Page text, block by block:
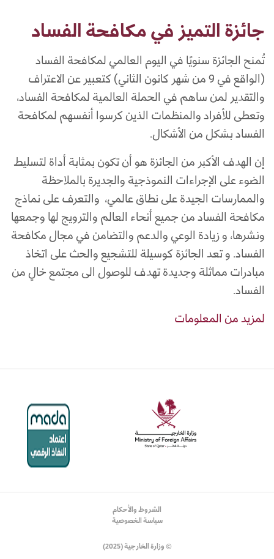
جائزة التميز في مكافحة الفساد
تُمنح الجائزة سنويًا في اليوم العالمي لمكافحة الفساد
(الواقع في 9 من شهر كانون الثاني) كتعبير عن الاعتراف
والتقدير لمن ساهم في الحملة العالمية لمكافحة الفساد،
وتعطى للأفراد والمنظمات الذين كرسوا أنفسهم لمكافحة
الفساد بشكل من الأشكال.
إن الهدف الأكبر من الجائزة هو أن تكون بمثابة أداة لتسليط
الضوء على الإجراءات النموذجية والجديرة بالملاحظة
والممارسات الجيدة على نطاق عالمي، والتعرف على نماذج
مكافحة الفساد من جميع أنحاء العالم والترويج لها وجمعها
ونشرها، و زيادة الوعي والدعم والتضامن في مجال مكافحة
الفساد. و تعد الجائزة كوسيلة للتشجيع والحث على اتخاذ
مبادرات مماثلة وجديدة تهدف للوصول الى مجتمع خالٍ من
الفساد.
لمزيد من المعلومات
© وزارة الخارجية (2025)
سياسة الخصوصية
الشروط والأحكام